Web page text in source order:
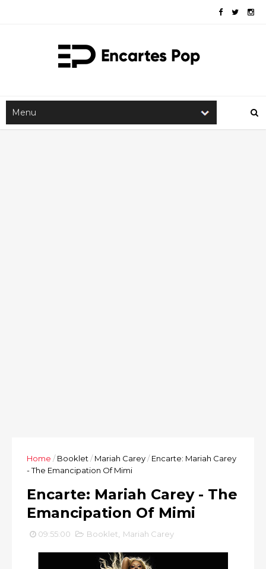
Home / Booklet / Mariah Carey/ Encarte: Mariah Carey
- The Emancipation Of Mimi
Encarte: Mariah Carey - The
Emancipation Of Mimi
09:55:00 Booklet Mariah Carey